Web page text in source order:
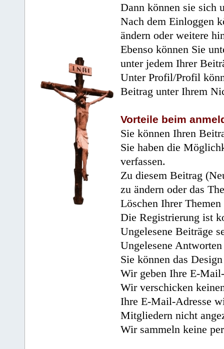
Dann können sie sich
Nach dem Einloggen
ändern oder weitere
Ebenso können Sie
unter jedem Ihrer
Unter Profil/Profil
Beitrag unter Ihrem
Vorteile beim
Sie können Ihren
Sie haben die
verfassen.
Zu diesem Beitrag
zu ändern oder das
Löschen Ihrer
Die Registrierung ist
Ungelesene Beiträge
Ungelesene
Sie können das
Wir geben Ihre E-
Wir verschicken
Ihre E-Mail-Adresse
Mitgliedern nicht
Wir sammeln keine